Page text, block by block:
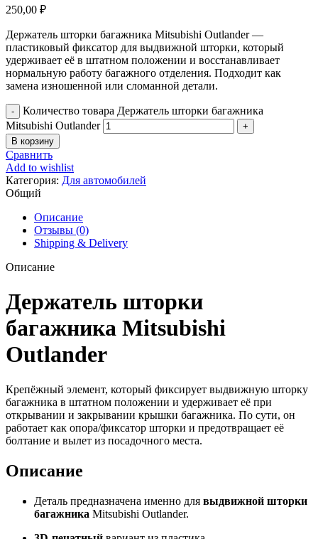
250,00 ₽
Держатель шторки багажника Mitsubishi Outlander —
пластиковый фиксатор для выдвижной шторки, который
удерживает её в штатном положении и восстанавливает
нормальную работу багажного отделения. Подходит как
замена изношенной или сломанной детали.
Количество товара Держатель шторки багажника
Mitsubishi Outlander
В корзину
Сравнить
Add to wishlist
Категория: Для автомобилей
Общий
Описание
Отзывы (0)
Shipping & Delivery
Описание
Держатель шторки
багажника Mitsubishi
Outlander
Крепёжный элемент, который фиксирует выдвижную шторку
багажника в штатном положении и удерживает её при
открывании и закрывании крышки багажника. По сути, он
работает как опора/фиксатор шторки и предотвращает её
болтание и вылет из посадочного места.
Описание
Деталь предназначена именно для выдвижной шторки
багажника Mitsubishi Outlander.